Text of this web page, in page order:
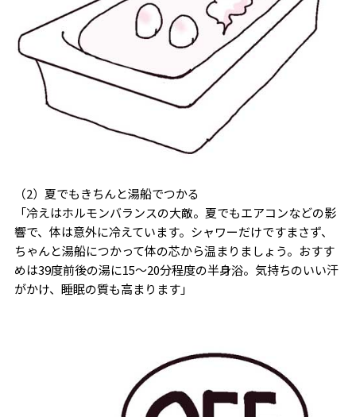
（2）夏でもきちんと湯船でつかる
「冷えはホルモンバランスの大敵。夏でもエアコンなどの影
響で、体は意外に冷えています。シャワーだけですまさず、
ちゃんと湯船につかって体の芯から温まりましょう。おすす
めは39度前後の湯に15〜20分程度の半身浴。気持ちのいい汗
がかけ、睡眠の質も高まります」